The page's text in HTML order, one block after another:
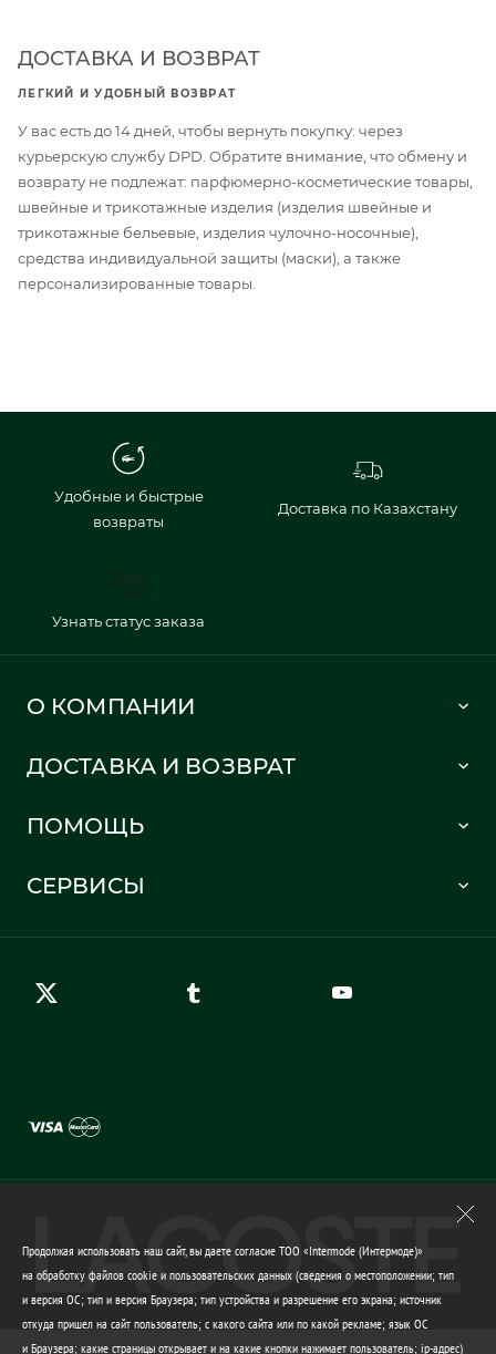
ДОСТАВКА И ВОЗВРАТ
ЛЕГКИЙ И УДОБНЫЙ ВОЗВРАТ
У вас есть до 14 дней, чтобы вернуть покупку: через
курьерскую службу DPD. Обратите внимание, что обмену и
возврату не подлежат: парфюмерно-косметические товары,
швейные и трикотажные изделия (изделия швейные и
трикотажные бельевые, изделия чулочно-носочные),
средства индивидуальной защиты (маски), а также
персонализированные товары.
Удобные и быстрые
возвраты
Доставка по Казахстану
Узнать статус заказа
О КОМПАНИИ
Политика в отношении обработки персональных данных
ДОСТАВКА И ВОЗВРАТ
Информация о доставке
Правила возврата
ПОМОЩЬ
Карта сайта
СЕРВИСЫ
Продолжая использовать наш сайт, вы даете согласие ТОО «Intermode (Интермоде)»
на обработку файлов cookie и пользовательских данных (сведения о местоположении; тип
и версия ОС; тип и версия Браузера; тип устройства и разрешение его экрана; источник
откуда пришел на сайт пользователь; с какого сайта или по какой рекламе; язык ОС
и Браузера; какие страницы открывает и на какие кнопки нажимает пользователь; ip-адрес)